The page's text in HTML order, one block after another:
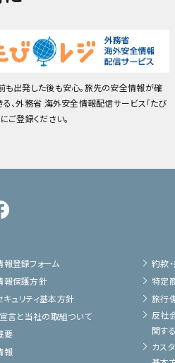
も出発した後も安心。旅先の安全情報が確
る、外務省 海外安全情報配信サービス「たび
にご登録ください。
報登録フォーム
報保護方針
ュリティ基本方針
言と当社の取組ついて
要
報
約款
特定
旅行
反社
関す
カス